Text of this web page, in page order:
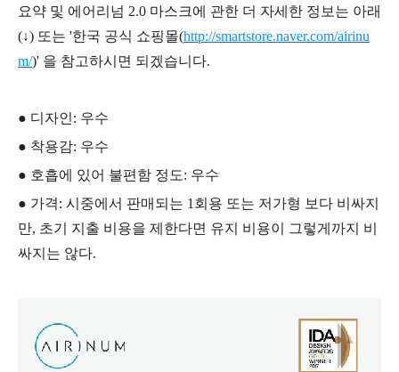
요약 및 에어리넘 2.0 마스크에 관한 더 자세한 정보는 아래
(↓) 또는 '한국 공식 쇼핑몰(http://smartstore.naver.com/airinu
m/)' 을 참고하시면 되겠습니다.
● 디자인: 우수
● 착용감: 우수
● 호흡에 있어 불편함 정도: 우수
● 가격: 시중에서 판매되는 1회용 또는 저가형 보다 비싸지
만, 초기 지출 비용을 제한다면 유지 비용이 그렇게까지 비
싸지는 않다.